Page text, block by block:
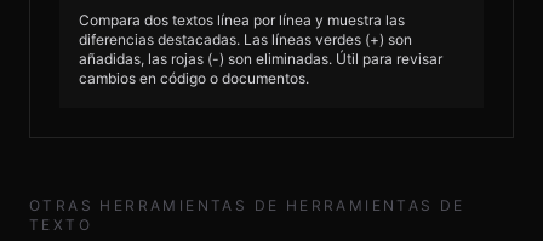
Compara dos textos línea por línea y muestra las
diferencias destacadas. Las líneas verdes (+) son
añadidas, las rojas (-) son eliminadas. Útil para revisar
cambios en código o documentos.
OTRAS HERRAMIENTAS DE HERRAMIENTAS DE
TEXTO